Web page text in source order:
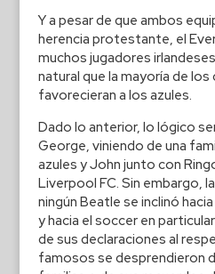
Y a pesar de que ambos
herencia protestante, el
muchos jugadores
natural que la mayoría de
favorecieran a los azules.
Dado lo anterior, lo lógico
George, viniendo de una
azules y John junto con
Liverpool FC. Sin embargo,
ningún Beatle se inclinó
y hacia el soccer en
de sus declaraciones al
famosos se desprendieron